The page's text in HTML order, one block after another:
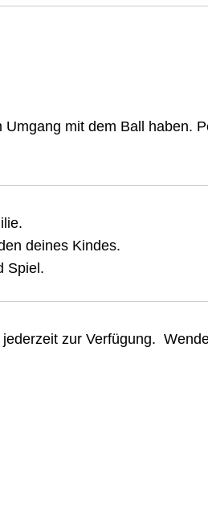
mit dem Ball haben.
deines Kindes.
Spiel.
zur Verfügung.